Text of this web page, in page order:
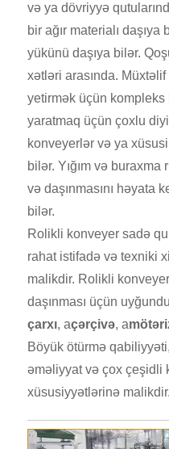
və ya dövriyyə
bir ağır materialı
yükünü daşıya bilər.
xətləri arasında.
yetirmək üçün kompleks
yaratmaq üçün çoxlu
konveyerlər və ya
bilər. Yığım və buraxma
və daşınmasını həyata
bilər.
Rolikli konveyer sadə
rahat istifadə və texniki
malikdir. Rolikli
daşınması üçün
çarxı, açərçivə, a
Böyük ötürmə
əməliyyat və çox çeşidli
xüsusiyyətlərinə malikdir.